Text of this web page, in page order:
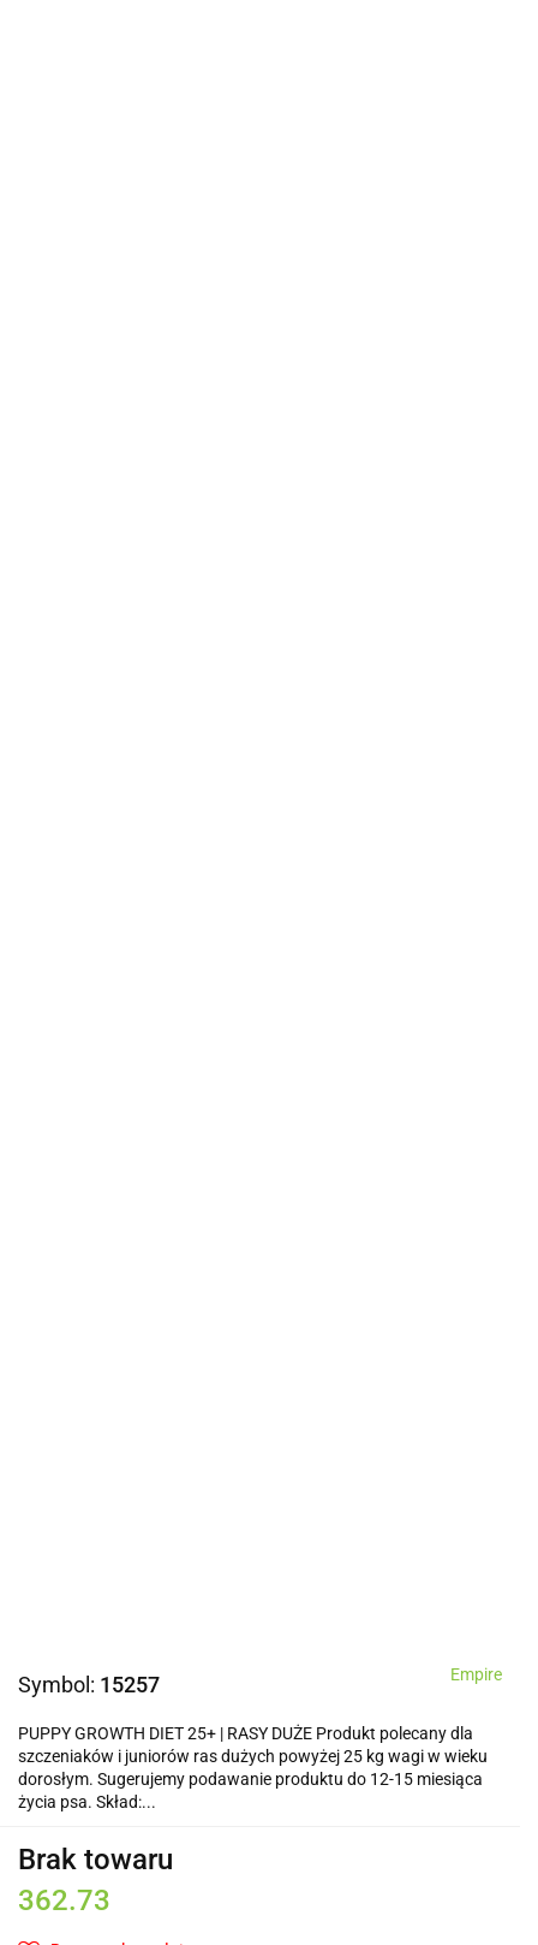
Symbol: 15257 Empire
PUPPY GROWTH DIET 25+ | RASY DUŻE Produkt polecany dla
szczeniaków i juniorów ras dużych powyżej 25 kg wagi w wieku
dorosłym. Sugerujemy podawanie produktu do 12-15 miesiąca
życia psa. Skład:...
Brak towaru
362.73